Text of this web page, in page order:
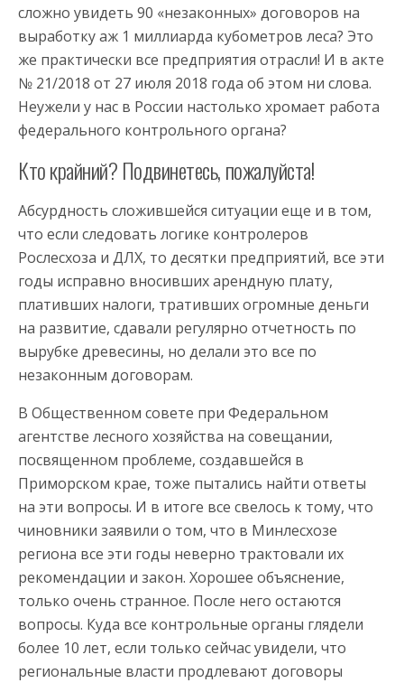
сложно увидеть 90 «незаконных» договоров на
выработку аж 1 миллиарда кубометров леса? Это
же практически все предприятия отрасли! И в акте
№ 21/2018 от 27 июля 2018 года об этом ни слова.
Неужели у нас в России настолько хромает работа
федерального контрольного органа?
Кто крайний? Подвинетесь, пожалуйста!
Абсурдность сложившейся ситуации еще и в том,
что если следовать логике контролеров
Рослесхоза и ДЛХ, то десятки предприятий, все эти
годы исправно вносивших арендную плату,
плативших налоги, тративших огромные деньги
на развитие, сдавали регулярно отчетность по
вырубке древесины, но делали это все по
незаконным договорам.
В Общественном совете при Федеральном
агентстве лесного хозяйства на совещании,
посвященном проблеме, создавшейся в
Приморском крае, тоже пытались найти ответы
на эти вопросы. И в итоге все свелось к тому, что
чиновники заявили о том, что в Минлесхозе
региона все эти годы неверно трактовали их
рекомендации и закон. Хорошее объяснение,
только очень странное. После него остаются
вопросы. Куда все контрольные органы глядели
более 10 лет, если только сейчас увидели, что
региональные власти продлевают договоры